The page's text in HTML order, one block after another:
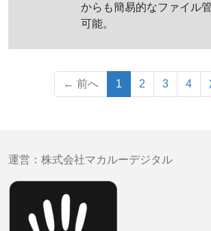
からも簡易的なファイル
可能。
← 前へ 1 （このページ）
2 3 4
運営： 株式会社マカルーデジタル